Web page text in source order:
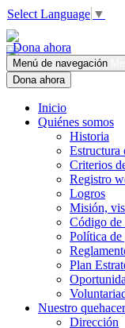
Select Language ▼
Dona ahora
Menú de navegación
Dona ahora
Inicio
Quiénes somos
Historia
Estructura
Criterios
Registro
Logros
Misión,
Código de
Política de
Plan
Nuestro quehacer
Dirección